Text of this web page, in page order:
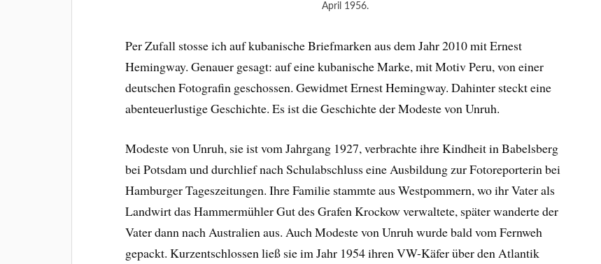
April 1956.
Per Zufall stosse ich auf kubanische Briefmarken aus dem Jahr 2010 mit Ernest
Hemingway. Genauer gesagt: auf eine kubanische Marke, mit Motiv Peru, von einer
deutschen Fotografin geschossen. Gewidmet Ernest Hemingway. Dahinter steckt eine
abenteuerlustige Geschichte. Es ist die Geschichte der Modeste von Unruh.
Modeste von Unruh, sie ist vom Jahrgang 1927, verbrachte ihre Kindheit in Babelsberg
bei Potsdam und durchlief nach Schulabschluss eine Ausbildung zur Fotoreporterin bei
Hamburger Tageszeitungen. Ihre Familie stammte aus Westpommern, wo ihr Vater als
Landwirt das Hammermühler Gut des Grafen Krockow verwaltete, später wanderte der
Vater dann nach Australien aus. Auch Modeste von Unruh wurde bald vom Fernweh
gepackt. Kurzentschlossen ließ sie im Jahr 1954 ihren VW-Käfer über den Atlantik